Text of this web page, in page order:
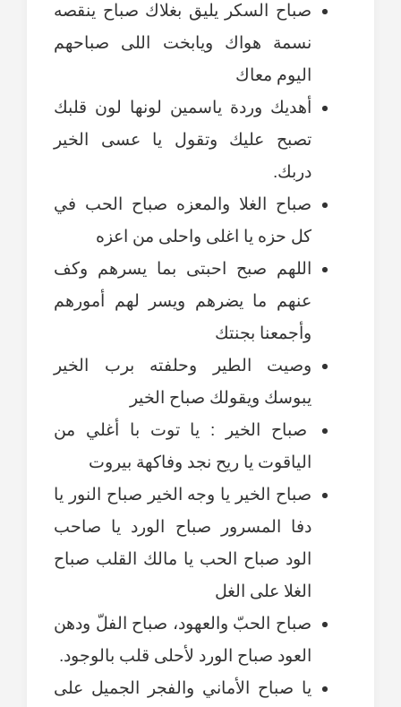
صباح السكر يليق بغلاك صباح ينقصه
نسمة هواك ويابخت اللى صباحهم
اليوم معاك
أهديك وردة ياسمين لونها لون قلبك
تصبح عليك وتقول يا عسى الخير
دربك.
صباح الغلا والمعزه صباح الحب في
كل حزه يا اغلى واحلى من اعزه
اللهم صبح احبتى بما يسرهم وكف
عنهم ما يضرهم ويسر لهم أمورهم
وأجمعنا بجنتك
وصيت الطير وحلفته برب الخير
يبوسك ويقولك صباح الخير
صباح الخير : يا توت با أغلي من
الياقوت يا ريح نجد وفاكهة بيروت
صباح الخير يا وجه الخير صباح النور يا
دفا المسرور صباح الورد يا صاحب
الود صباح الحب يا مالك القلب صباح
الغلا على الغل
صباح الحبّ والعهود، صباح الفلّ ودهن
العود صباح الورد لأحلى قلب بالوجود.
يا صباح الأماني والفجر الجميل على